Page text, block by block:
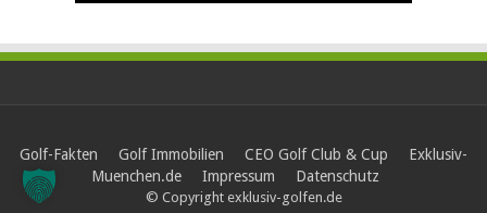
Golf-Fakten Golf Immobilien CEO Golf Club & Cup
Exklusiv-
Muenchen.de
Impressum Datenschutz
© Copyright exklusiv-golfen.de